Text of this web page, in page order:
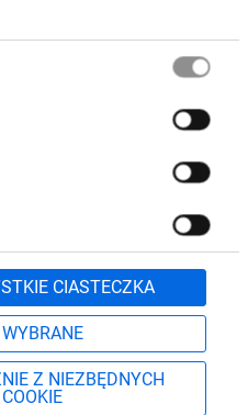
CIASTECZKA
Z NIEZBĘDNYCH
71 37 61 600
kontaktowy